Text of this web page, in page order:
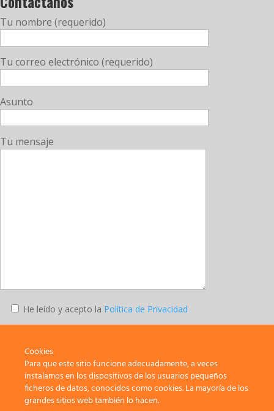
Tu nombre (requerido)
Tu correo electrónico (requerido)
Asunto
Tu mensaje
He leído y acepto la Política de Privacidad
SATE-STEs – Sindicato de Trabajadores y Trabajadoras de la
Enseñanza de Melilla
Cookies
Para que este sitio funcione adecuadamente, a veces
instalamos en los dispositivos de los usuarios pequeños
ficheros de datos, conocidos como cookies. La mayoría de los
grandes sitios web también lo hacen.